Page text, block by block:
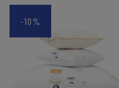
-10%